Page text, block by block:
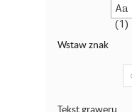
Aa
(1)
Wstaw znak
Tekst graweru